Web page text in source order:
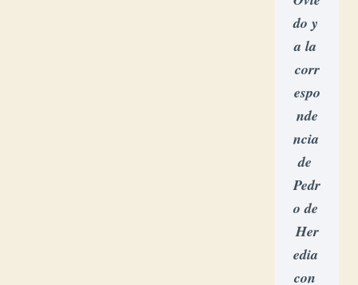
do y
a la
corr
espo
nde
ncia
de
Pedr
o de
Her
edia
con